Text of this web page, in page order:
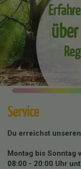
Service
Du erreichst
Montag bis Sonntag
08:00 - 20:00 Uhr